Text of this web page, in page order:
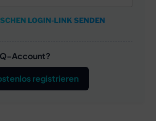
LOGIN-LINK SENDEN
Account?
registrieren